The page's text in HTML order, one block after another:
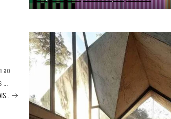
ao
...